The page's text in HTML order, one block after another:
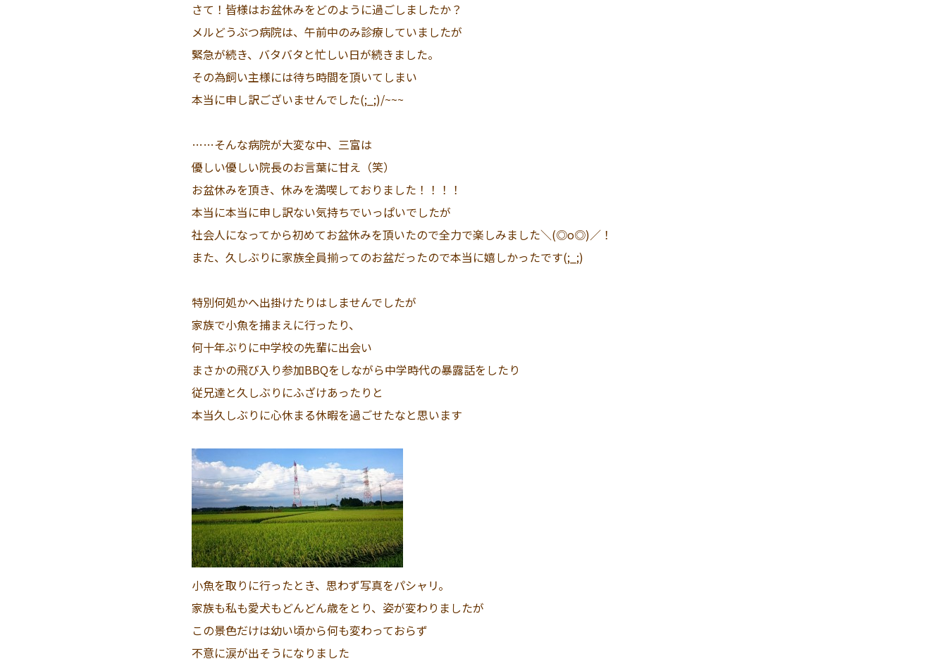
さて！皆様はお盆休みをどのように過ごしましたか？
メルどうぶつ病院は、午前中のみ診療していましたが
緊急が続き、バタバタと忙しい日が続きました。
その為飼い主様には待ち時間を頂いてしまい
本当に申し訳ございませんでした(;_;)/~~~
……そんな病院が大変な中、三富は
優しい優しい院長のお言葉に甘え（笑）
お盆休みを頂き、休みを満喫しておりました！！！！
本当に本当に申し訳ない気持ちでいっぱいでしたが
社会人になってから初めてお盆休みを頂いたので全力で楽しみました＼(◎o◎)／！
また、久しぶりに家族全員揃ってのお盆だったので本当に嬉しかったです(;_;)
特別何処かへ出掛けたりはしませんでしたが
家族で小魚を捕まえに行ったり、
何十年ぶりに中学校の先輩に出会い
まさかの飛び入り参加BBQをしながら中学時代の暴露話をしたり
従兄達と久しぶりにふざけあったりと
本当久しぶりに心休まる休暇を過ごせたなと思います
小魚を取りに行ったとき、思わず写真をパシャリ。
家族も私も愛犬もどんどん歳をとり、姿が変わりましたが
この景色だけは幼い頃から何も変わっておらず
不意に涙が出そうになりました